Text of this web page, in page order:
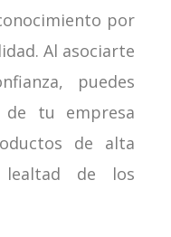
por
Al asociarte
puedes
tu empresa
de alta
lealtad de los